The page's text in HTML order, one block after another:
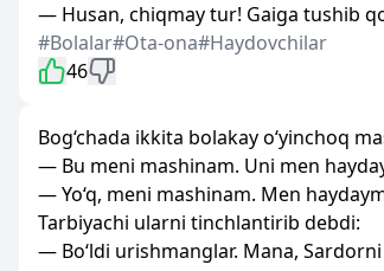
— Husan, chiqmay tur! Gaiga tushib
#Bolalar#Ota-ona#Haydovchilar
46
Bog‘chada ikkita bolakay o‘yinchoq
— Bu meni mashinam. Uni men
— Yo‘q, meni mashinam. Men
Tarbiyachi ularni tinchlantirib debdi:
— Bo‘ldi urishmanglar. Mana,